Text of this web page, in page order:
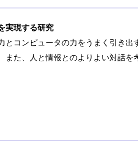
実現する研究
コンピュータの力をうまく引き出
た、人と情報とのよりよい対話を